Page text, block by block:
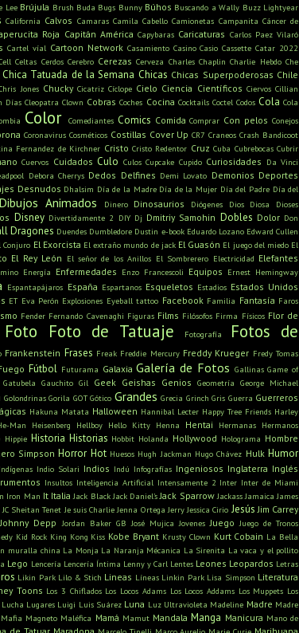
Lee Brújula Brush Buda Bugs Bunny Búhos Buscando a Wally Buzz Lightyear
California Calvos Camaras Camila Cabello Camionetas Campanita Cáncer de
Roja Capitán América Capybaras Caricaturas Carlos Paez Vilaró
Cartel víal Cartoon Network Casamiento Casino Casio Cassette Catar 2022
Celtas Cerdos Cerebro Cerezas Cerveza Charles Chaplin Charlie Hebdo Che
Chica Tatuada de la Semana Chicas Chicas Superpoderosas Chile
Jones Chucky Cicatriz Cíclope Cielo Ciencia Científicos Ciervos Cillian
Días Cleopatra Clown Cobras Coches Cocina Cocktails Coctel Codos Cola Cola
Color Comediantes Comics Comida Comprar Con pelos Conejos
Coronavirus Cosméticos Costillas Cover Up CR7 Craneos Crash Bandicoot
Fernandez de Kirchner Cristo Cristo Redentor Cruz Cuba Cubrebocas Cubrir
Cuervos Cuidados Culo Culos Cupcake Cupido Curiosidades Da Vinci
Debora Cherrys Dedos Delfines Demi Lovato Demonios Deportes
Desnudos Dhalsim Día de la Madre Día de la Mujer Día del Padre Día del
Dibujos Animados Dinero Dinosaurios Diógenes Dios Diosa
Dioses
Disney Divertidamente 2 DIY Dj Dmitriy Samohin Dobles Dolor Don
Dragones Duendes Dumbledore Dustin e-book Eduardo Lozano Edward Cullen
Conjuro El Exorcista El extraño mundo de jack El Guasón El juego del miedo El
El Rey León El señor de los Anillos El Sombrerero Electricidad Elefantes
Energía Enfermedades Enzo Francescoli Equipos Ernest Hemingway
Espantapájaros España Espartanos Esqueletos Estadios Estados Unidos
ET Eva Perón Explosiones Eyeball tattoo Facebook Familia Fantasía Faros
Fender Fernando Cavenaghi Figuras Films Filósofos Firma Físicos Flor de
Foto Foto de Tatuaje Fotografía
Fotos de
Frankenstein Frases Freak Freddie Mercury Freddy Krueger Fredy Tomas
Fútbol Futurama Galaxia Galería de Fotos Gallinas Game of
Gatubela Gauchito Gil Geek Geishas Genios Geometría George Michael
Golondrinas Gorila GOT Gótico Grandes Grecia Grinch Gris Guerra Guerreros
Hakuna Matata Halloween Hannibal Lecter Happy Tree Friends Harley
Man Heisenberg Hellboy Hello Kitty Henna Hentai Hermanas Hermanos
Hippie Historia Historias Hobbit Holanda Hollywood Holograma Hombre
Simpson Horror Hot Huesos Hugh Jackman Hugo Chávez Hulk Humor
Indígenas Indio Solari Indios Indú Infografías Ingeniosos Inglaterra Inglés
Insultos Inteligencia Artificial Intensamente 2 Inter Inter de Miami
Iron Man It Italia Jack Black Jack Daniel's Jack Sparrow Jackass Jamaica James
JC Sheitan Tenet Je suis Charlie Jenna Ortega Jerry Jessica Cirio Jesús Jim Carrey
Johnny Depp Jordan Baker GB José Mujica Jovenes Juego Juego de Tronos
Kid Rock King Kong Kiss Kobe Bryant Krusty Clown Kurt Cobain La Bella
muralla china La Monja La Naranja Mécanica La Sirenita La vaca y el pollito
Lego Lencería Lencería Íntima Lenny y Carl Lentes Leones Leopardos Letras
Likin Park Lilo & Stich Lineas Líneas Linkin Park Lisa Simpson Literatura
Toons Los 3 Chiflados Los Locos Adams Los Locos Addams Los Muppets Los
Lucha Lugares Luigi Luis Suárez Luna Luz Ultravioleta Madeline Madre Madre
Mafia Magneto Maléfica Mamá Mamut Mandala Manga Manicura Mano de